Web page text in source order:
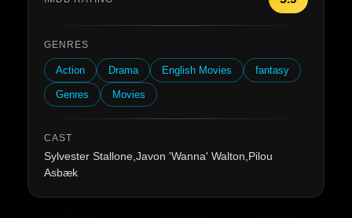
GENRES
Action Drama English Movies fantasy
Genres Movies
CAST
Sylvester Stallone,Javon 'Wanna' Walton,Pilou
Asbæk